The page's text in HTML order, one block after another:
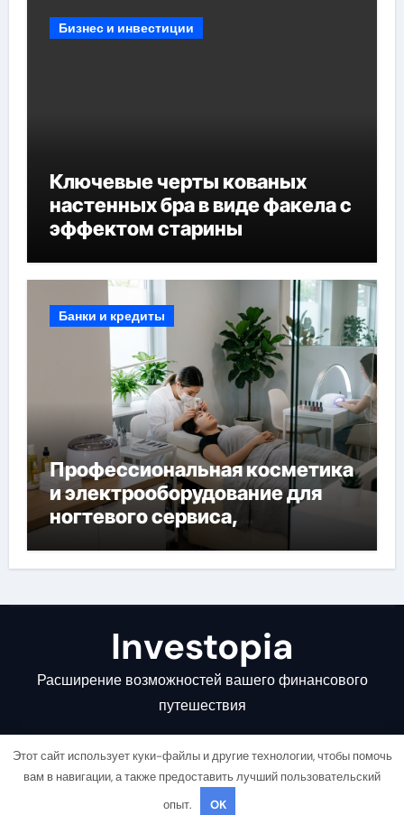
Бизнес и инвестиции
Ключевые черты кованых
настенных бра в виде факела с
эффектом старины
Банки и кредиты
Профессиональная косметика
и электрооборудование для
ногтевого сервиса,
наращивания ресниц и
депиляции
Investopia
Расширение возможностей вашего финансового
путешествия
Copyright © All rights reserved |
Этот сайт использует куки-файлы и другие технологии, чтобы помочь
вам в навигации, а также предоставить лучший пользовательский
опыт.
OK